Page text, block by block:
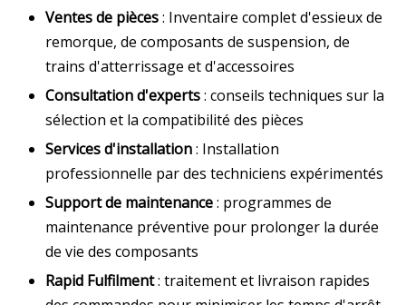
Ventes de pièces: Inventaire complet d'essieux de
remorque, de composants de suspension, de
trains d'atterrissage et d'accessoires
Consultation d'experts: conseils techniques sur la
sélection et la compatibilité des pièces
Services d'installation: Installation
professionnelle par des techniciens expérimentés
Support de maintenance: programmes de
maintenance préventive pour prolonger la durée
de vie des composants
Rapid Fulfilment: traitement et livraison rapides